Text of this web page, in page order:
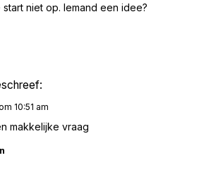
niet op. Iemand een idee?
schreef:
10:51 am
makkelijke vraag